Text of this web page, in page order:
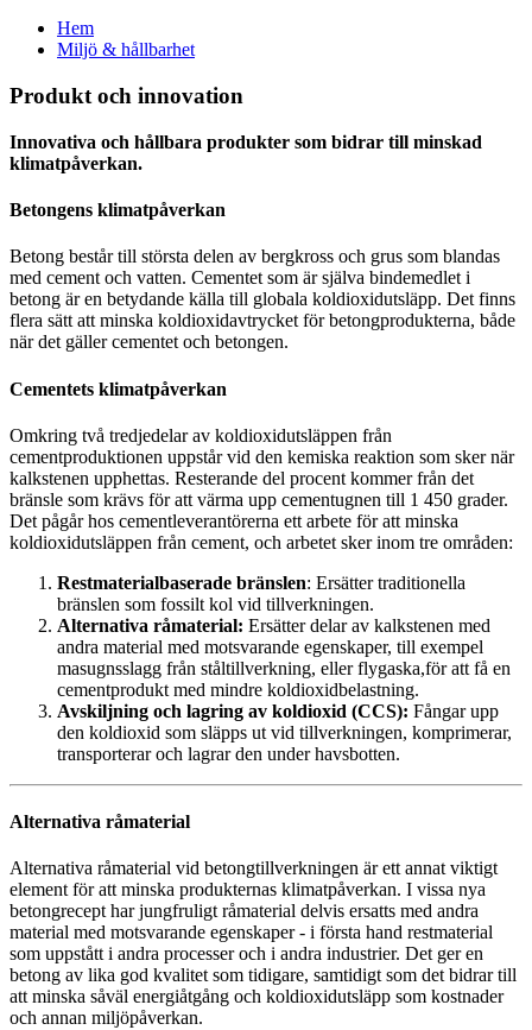
Hem
Miljö & hållbarhet
Produkt och innovation
Innovativa och hållbara produkter som bidrar till minskad
klimatpåverkan.
Betongens klimatpåverkan
Betong består till största delen av bergkross och grus som blandas
med cement och vatten. Cementet som är själva bindemedlet i
betong är en betydande källa till globala koldioxidutsläpp. Det finns
flera sätt att minska koldioxidavtrycket för betongprodukterna, både
när det gäller cementet och betongen.
Cementets klimatpåverkan
Omkring två tredjedelar av koldioxidutsläppen från
cementproduktionen uppstår vid den kemiska reaktion som sker när
kalkstenen upphettas. Resterande del procent kommer från det
bränsle som krävs för att värma upp cementugnen till 1 450 grader.
Det pågår hos cementleverantörerna ett arbete för att minska
koldioxidutsläppen från cement, och arbetet sker inom tre områden:
Restmaterialbaserade bränslen: Ersätter traditionella
bränslen som fossilt kol vid tillverkningen.
Alternativa råmaterial: Ersätter delar av kalkstenen med
andra material med motsvarande egenskaper, till exempel
masugnsslagg från ståltillverkning, eller flygaska,för att få en
cementprodukt med mindre koldioxidbelastning.
Avskiljning och lagring av koldioxid (CCS): Fångar upp
den koldioxid som släpps ut vid tillverkningen, komprimerar,
transporterar och lagrar den under havsbotten.
Alternativa råmaterial
Alternativa råmaterial vid betongtillverkningen är ett annat viktigt
element för att minska produkternas klimatpåverkan. I vissa nya
betongrecept har jungfruligt råmaterial delvis ersatts med andra
material med motsvarande egenskaper - i första hand restmaterial
som uppstått i andra processer och i andra industrier. Det ger en
betong av lika god kvalitet som tidigare, samtidigt som det bidrar till
att minska såväl energiåtgång och koldioxidutsläpp som kostnader
och annan miljöpåverkan.